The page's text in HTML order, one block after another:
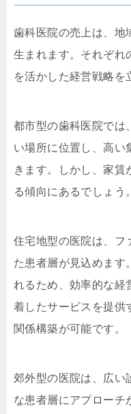
歯科医院の売上は、地
生まれます。それぞれ
を活かした経営戦略を
都市型の歯科医院では
い場所に位置し、高い
きます。しかし、家賃
る傾向にあるでしょう。
住宅地型の医院は、フ
た患者層が見込めます
れるため、効率的な経
着したサービスを提供
関係構築が可能です。
郊外型の医院は、広い
な患者層にアプローチ